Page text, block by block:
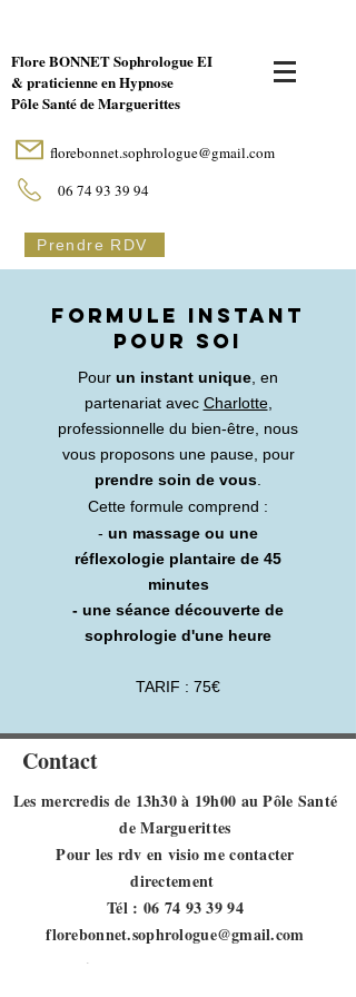
Flore BONNET Sophrologue EI
& praticienne en Hypnose
Pôle Santé de Marguerittes
florebonnet.sophrologue@gmail.com
06 74 93 39 94
Prendre RDV
FORMULE INSTANT
POUR SOI
Pour un instant unique , en
partenariat avec Charlotte,
professionnelle du bien-être, nous
vous proposons une pause, pour
prendre soin de vous
Cette formule comprend :
- un massage ou une
réflexologie plantaire de 45
minutes
- une séance découverte de
sophrologie d'une heure
TARIF : 75€
Contact
Les mercredis de 13h30 à 19h00 au Pôle Santé
de Marguerittes
Pour les rdv en visio me contacter
directement
​​Tél : 06 74 93 39 94
florebonnet.sophrologue@gmail.com
Le règlement se fait par